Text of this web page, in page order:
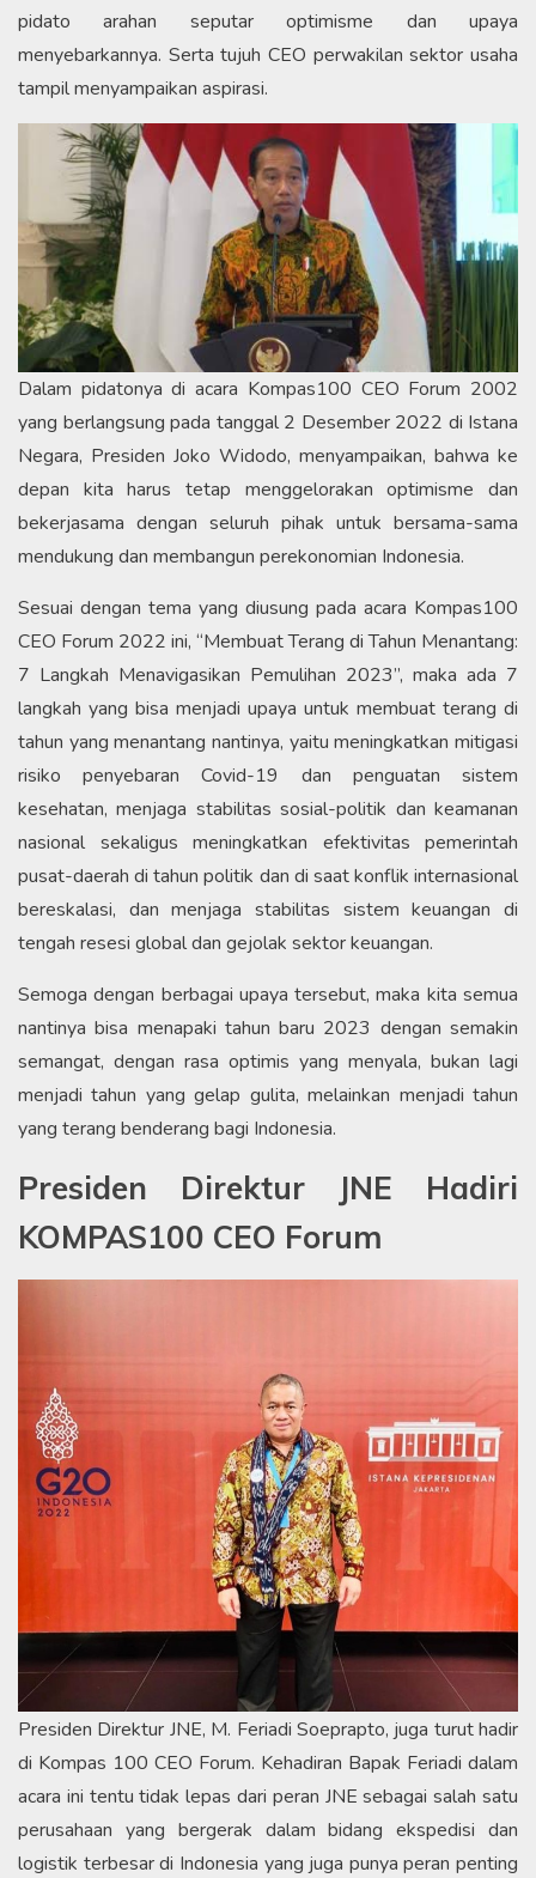
pidato arahan seputar optimisme dan upaya
menyebarkannya. Serta tujuh CEO perwakilan sektor usaha
tampil menyampaikan aspirasi.
Dalam pidatonya di acara Kompas100 CEO Forum 2002
yang berlangsung pada tanggal 2 Desember 2022 di Istana
Negara, Presiden Joko Widodo, menyampaikan, bahwa ke
depan kita harus tetap menggelorakan optimisme dan
bekerjasama dengan seluruh pihak untuk bersama-sama
mendukung dan membangun perekonomian Indonesia.
Sesuai dengan tema yang diusung pada acara Kompas100
CEO Forum 2022 ini, “Membuat Terang di Tahun Menantang:
7 Langkah Menavigasikan Pemulihan 2023”, maka ada 7
langkah yang bisa menjadi upaya untuk membuat terang di
tahun yang menantang nantinya, yaitu meningkatkan mitigasi
risiko penyebaran Covid-19 dan penguatan sistem
kesehatan, menjaga stabilitas sosial-politik dan keamanan
nasional sekaligus meningkatkan efektivitas pemerintah
pusat-daerah di tahun politik dan di saat konflik internasional
bereskalasi, dan menjaga stabilitas sistem keuangan di
tengah resesi global dan gejolak sektor keuangan.
Semoga dengan berbagai upaya tersebut, maka kita semua
nantinya bisa menapaki tahun baru 2023 dengan semakin
semangat, dengan rasa optimis yang menyala, bukan lagi
menjadi tahun yang gelap gulita, melainkan menjadi tahun
yang terang benderang bagi Indonesia.
Presiden Direktur JNE Hadiri
KOMPAS100 CEO Forum
Presiden Direktur JNE, M. Feriadi Soeprapto, juga turut hadir
di Kompas 100 CEO Forum. Kehadiran Bapak Feriadi dalam
acara ini tentu tidak lepas dari peran JNE sebagai salah satu
perusahaan yang bergerak dalam bidang ekspedisi dan
logistik terbesar di Indonesia yang juga punya peran penting